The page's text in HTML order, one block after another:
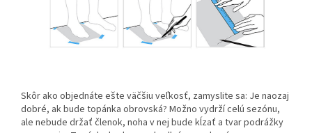
Skôr ako objednáte ešte väčšiu veľkosť, zamyslite sa: Je naozaj
dobré, ak bude topánka obrovská? Možno vydrží celú sezónu,
ale nebude držať členok, noha v nej bude kĺzať a tvar podrážky